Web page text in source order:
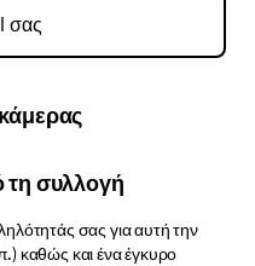
τη συλλογή
σας για αυτή την
καθώς και ένα έγκυρο